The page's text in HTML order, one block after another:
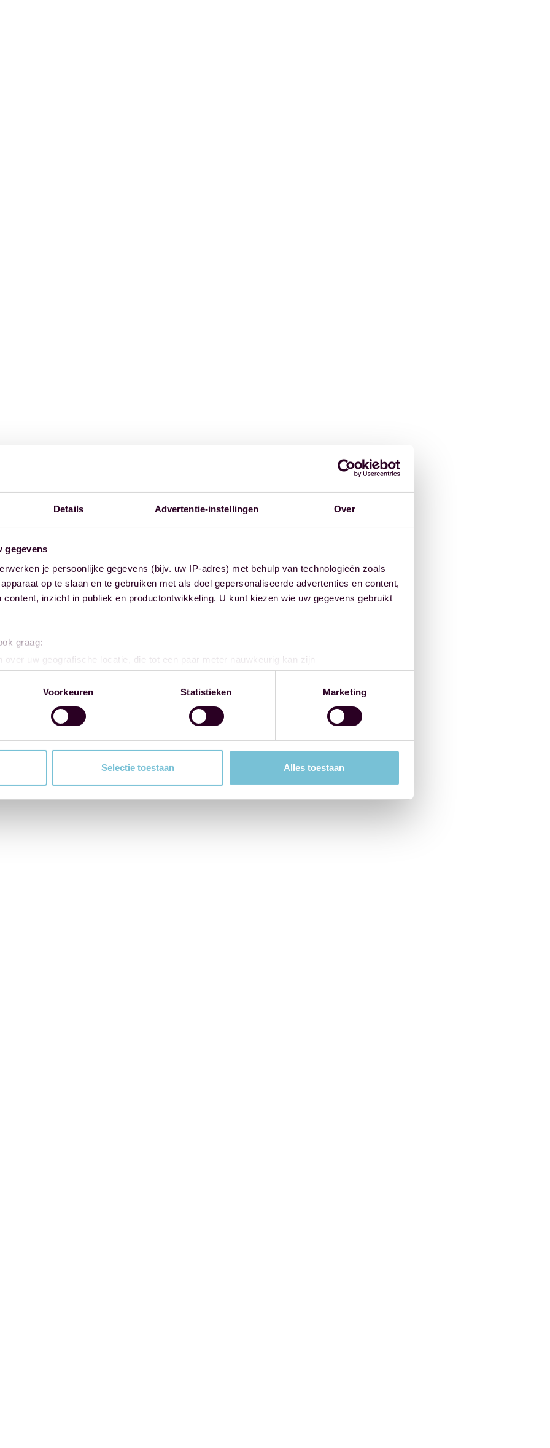
Details Advertentie-instellingen Over
gegevens
je persoonlijke gegevens (bijv. uw IP-adres) met behulp van technologieën zoals
op te slaan en te gebruiken met als doel gepersonaliseerde advertenties en content,
content, inzicht in publiek en productontwikkeling. U kunt kiezen wie uw gegevens gebruikt
graag:
over uw geografische locatie, die tot een paar meter nauwkeurig kan zijn
door het actief te scannen op specifieke eigenschappen (fingerprinting)
gegevens worden verwerkt en stel uw voorkeuren in het
detailgedeeltein. U kunt uw
of intrekken in de Cookieverklaring.
Ook delen we informatie over uw gebruik van onze site met onze partners voor social
Deze partners kunnen deze gegevens combineren met andere informatie die u aan ze heeft
Voorkeuren Statistieken Marketing
Selectie toestaan Alles toestaan